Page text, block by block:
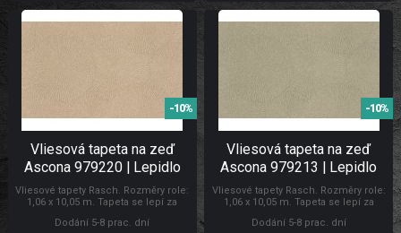
Vliesová tapeta na zeď
Ascona 979220 | Lepidlo
zdarma
Vliesové tapety Rasch. Rozměry role:
1,06 x 10,05 m. Tapeta se lepí za
zeď. Doporučujeme zakoupit lepidlo
-10%
Dodání 5-8 prac. dní
Vliesová tapeta na zeď
Ascona 979213 | Lepidlo
zdarma
Vliesové tapety Rasch. Rozměry role:
1,06 x 10,05 m. Tapeta se lepí za
zeď. Doporučujeme zakoupit lepidlo
-10%
Dodání 5-8 prac. dní